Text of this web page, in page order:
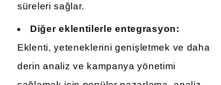
süreleri sağlar.
Diğer eklentilerle entegrasyon:
Eklenti, yeteneklerini genişletmek ve daha
derin analiz ve kampanya yönetimi